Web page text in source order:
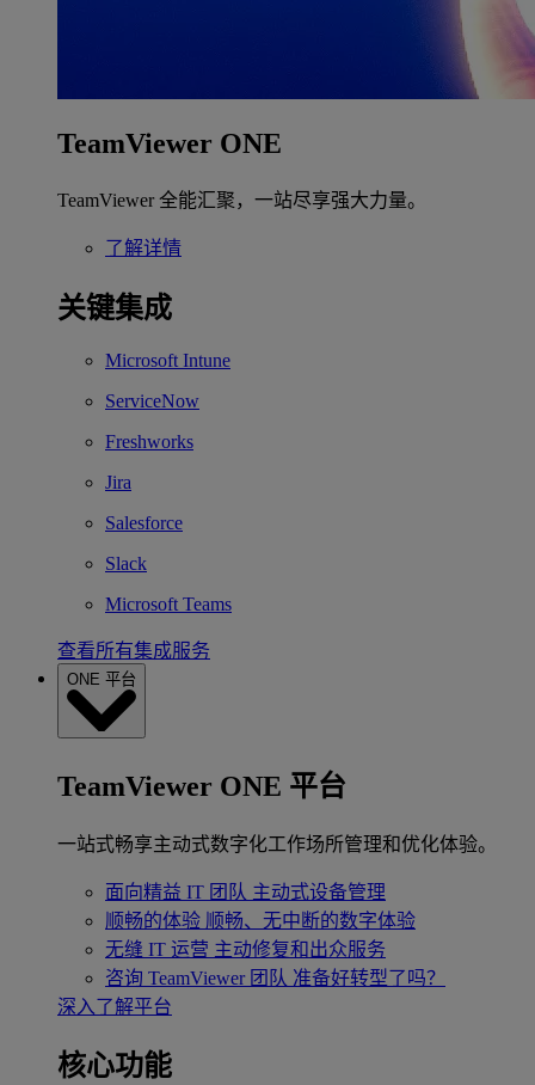
TeamViewer ONE
TeamViewer 全能汇聚，一站尽享强大力量。
了解详情
关键集成
Microsoft Intune
ServiceNow
Freshworks
Jira
Salesforce
Slack
Microsoft Teams
查看所有集成服务
ONE 平台
TeamViewer ONE 平台
一站式畅享主动式数字化工作场所管理和优化体验。
面向精益 IT 团队 主动式设备管理
顺畅的体验 顺畅、无中断的数字体验
无缝 IT 运营 主动修复和出众服务
咨询 TeamViewer 团队 准备好转型了吗？
深入了解平台
核心功能